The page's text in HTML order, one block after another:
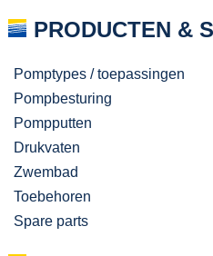
PRODUCTEN &
Pomptypes / toepassingen
Pompbesturing
Pompputten
Drukvaten
Zwembad
Toebehoren
Spare parts